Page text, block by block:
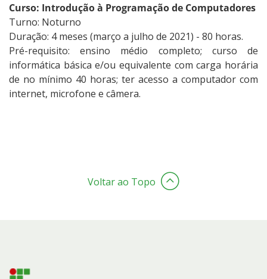
Curso: Introdução à Programação de Computadores
Turno: Noturno
Duração: 4 meses (março a julho de 2021) - 80 horas.
Pré-requisito: ensino médio completo; curso de
informática básica e/ou equivalente com carga horária
de no mínimo 40 horas; ter acesso a computador com
internet, microfone e câmera.
Voltar ao Topo